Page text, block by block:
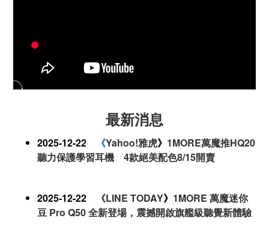
最新消息
2025-12-22 《Yahoo!雅虎》 1MORE萬魔推HQ20
聽力保護學習耳機 4款絕美配色8/15開賣
2025-12-22 《LINE TODAY》 1MORE 萬魔迷你
豆 Pro Q50 全新登場，震撼開啟旗艦級聽覺新體驗